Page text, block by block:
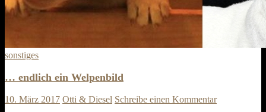
sonstiges
… endlich ein Welpenbild
10. März 2017 Otti & Diesel Schreibe einen Kommentar